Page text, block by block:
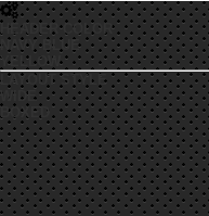
HEADER COLOR
NAVY BLUE
YELLOW
LAYOUT STYLE
WIDE
BOXED